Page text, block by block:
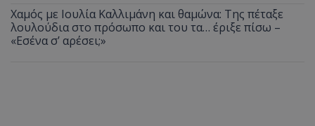
Χαμός με Ιουλία Καλλιμάνη και θαμώνα: Της πέταξε
λουλούδια στο πρόσωπο και του τα… έριξε πίσω –
«Εσένα σ’ αρέσει;»